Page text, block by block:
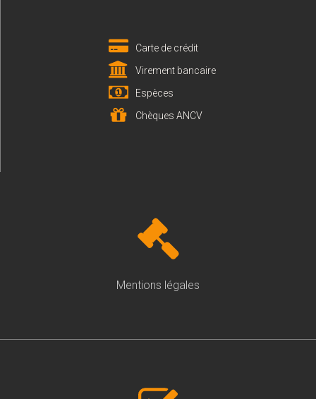
Carte de crédit
Virement bancaire
Espèces
Chèques ANCV
Mentions légales